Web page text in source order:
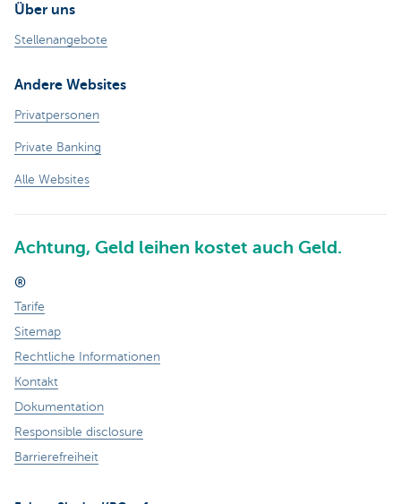
Über uns
Stellenangebote
Andere Websites
Privatpersonen
Private Banking
Alle Websites
Achtung, Geld leihen kostet auch Geld.
®
Tarife
Sitemap
Rechtliche Informationen
Kontakt
Dokumentation
Responsible disclosure
Barrierefreiheit